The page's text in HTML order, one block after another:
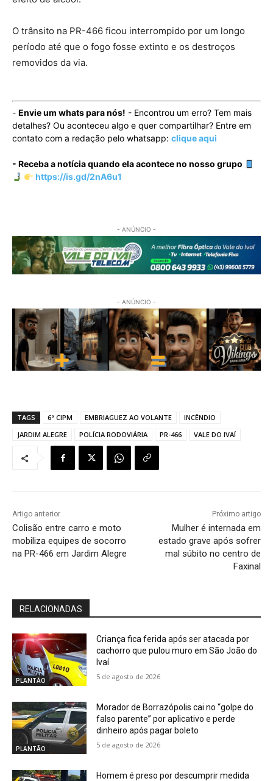
O trânsito na PR-466 ficou interrompido por um longo
período até que o fogo fosse extinto e os destroços
removidos da via.
- Envie um whats para nós! - Encontrou um erro? Tem mais
detalhes? Ou aconteceu algo e quer compartilhar? Entre em
contato com a redação pelo whatsapp: clique aqui
- Receba a notícia quando ela acontece no nosso grupo
https://is.gd/2nA6u1
- ANÚNCIO -
- ANÚNCIO -
TAGS 6ª CIPM EMBRIAGUEZ AO VOLANTE
INCÊNDIO
JARDIM ALEGRE
POLÍCIA RODOVIÁRIA PR-466 VALE DO IVAÍ
Artigo anterior
Colisão entre carro e moto
mobiliza equipes de socorro
na PR-466 em Jardim Alegre
Próximo artigo
Mulher é internada em
estado grave após sofrer
mal súbito no centro de
Faxinal
RELACIONADAS
PLANTÃO
Criança fica ferida após ser atacada por
cachorro que pulou muro em São João do
Ivaí
5 de agosto de 2026
PLANTÃO
Morador de Borrazópolis cai no “golpe do
falso parente” por aplicativo e perde
dinheiro após pagar boleto
5 de agosto de 2026
Homem é preso por descumprir medida